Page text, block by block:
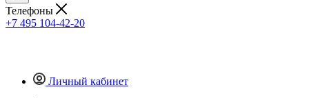
Телефоны
+7 495 104-42-20
Личный кабинет